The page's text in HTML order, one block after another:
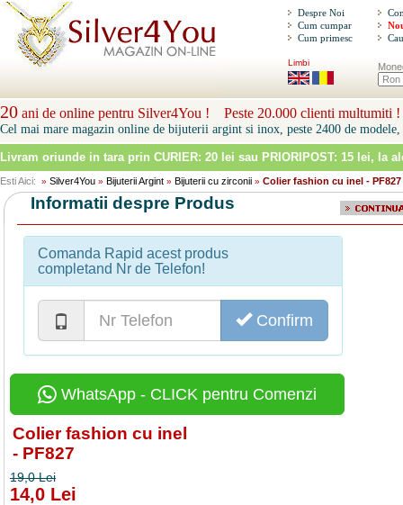
Despre Noi
Cum cumpar
Cum primesc
Limbi
20 ani de online pentru Silver4You ! Peste 20.000 clienti multumiti !
Cel mai mare magazin online de bijuterii argint si inox, peste 2400 de modele,
Livram oriunde in tara prin CURIER: 20 lei sau PRIORIPOST: 15 lei, la
Esti Aici: » Silver4You » Bijuterii Argint » Bijuterii cu zirconii » Colier fashion cu inel - PF827
Informatii despre Produs
Comanda Rapid acest produs
completand Nr de Telefon!
Confirm
WhatsApp - CLICK pentru Comenzi
Colier fashion cu inel
- PF827
19,0 Lei
14,0 Lei